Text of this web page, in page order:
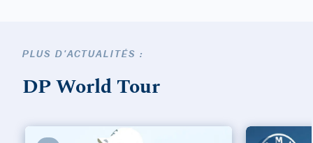
PLUS D'ACTUALITÉS :
DP World Tour